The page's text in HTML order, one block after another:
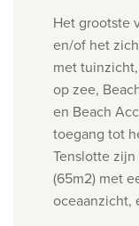
Het grootste
en/of het
met
op zee,
en Beach
toegang tot
Tenslotte
(65m2) met
oceaanzicht,